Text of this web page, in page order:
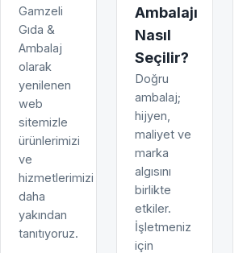
Gamzeli
Gıda &
Ambalaj
olarak
yenilenen
web
sitemizle
ürünlerimizi
ve
hizmetlerimizi
daha
yakından
tanıtıyoruz.
Ambalajı
Nasıl
Seçilir?
Doğru
ambalaj;
hijyen,
maliyet ve
marka
algısını
birlikte
etkiler.
İşletmeniz
için